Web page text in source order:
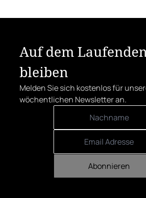
Auf dem
bleiben
Melden Sie sich kostenlos für
wöchentlichen Newsletter an.
Abonnieren